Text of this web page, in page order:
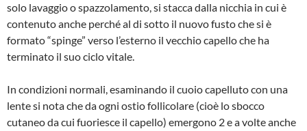
solo lavaggio o spazzolamento, si stacca dalla nicchia in cui è
contenuto anche perché al di sotto il nuovo fusto che si è
formato “spinge” verso l’esterno il vecchio capello che ha
terminato il suo ciclo vitale.
In condizioni normali, esaminando il cuoio capelluto con una
lente si nota che da ogni ostio follicolare (cioè lo sbocco
cutaneo da cui fuoriesce il capello) emergono 2 e a volte anche